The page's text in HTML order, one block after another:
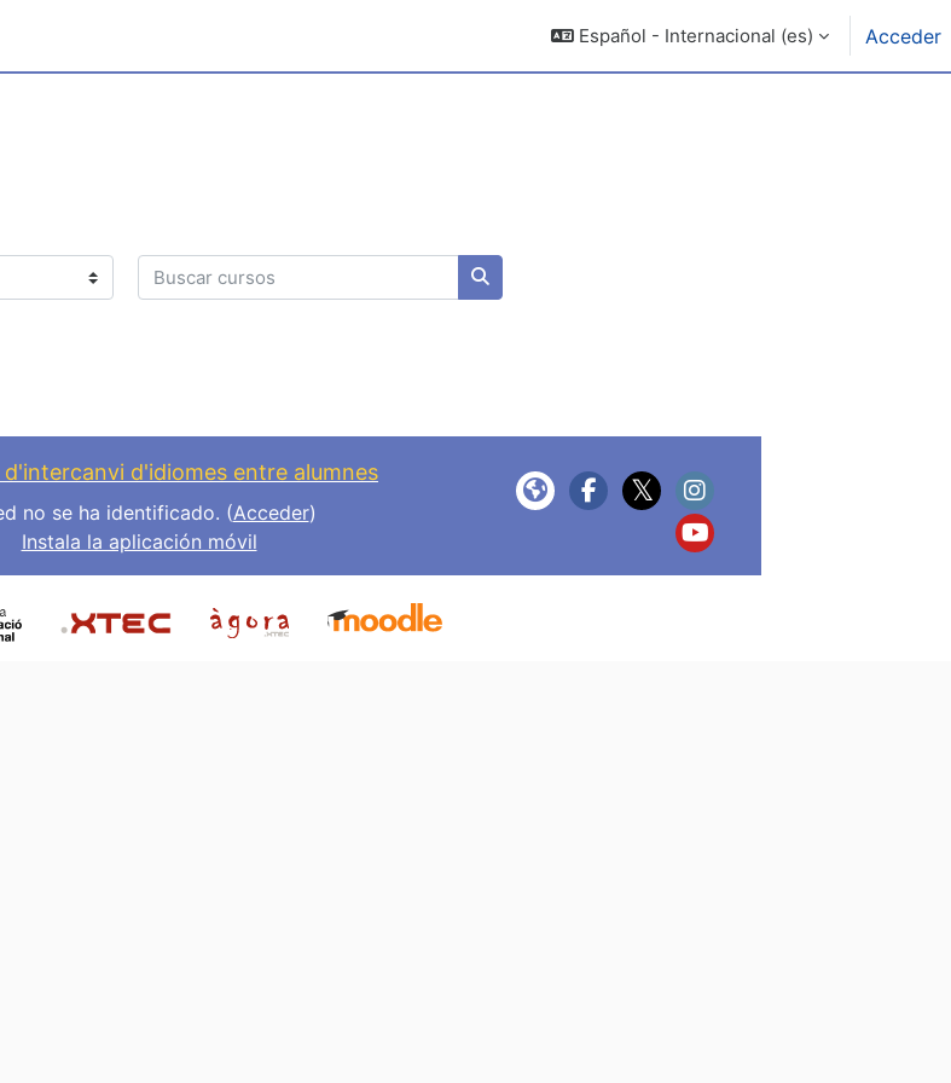
Español - Internacional ‎(es)‎ Acceder
Buscar cursos
Buscar cursos
d'intercanvi d'idiomes entre alumnes
no se ha identificado. (Acceder)
Instala la aplicación móvil